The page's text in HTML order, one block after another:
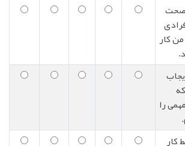
صحت
کار
را
کار